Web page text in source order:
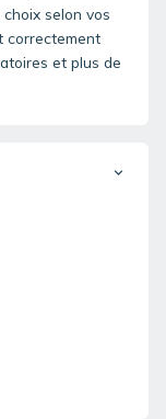
selon vos
correctement
et plus de